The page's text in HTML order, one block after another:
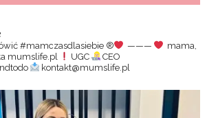
#mamczasdlasiebie ®️ ———
mama,
mumslife.pl UGC
CEO
kontakt@mumslife.pl